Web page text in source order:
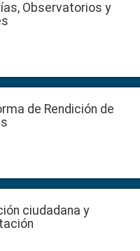
Observatorios y
de Rendición de
ciudadana y